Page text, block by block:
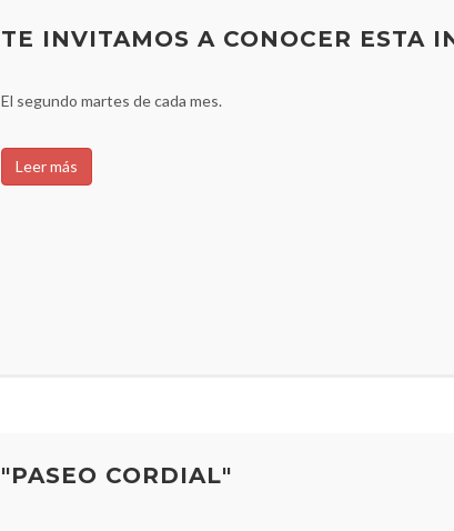
TE INVITAMOS A CONOCER ESTA
El segundo martes de cada mes.
Leer más
"PASEO CORDIAL"